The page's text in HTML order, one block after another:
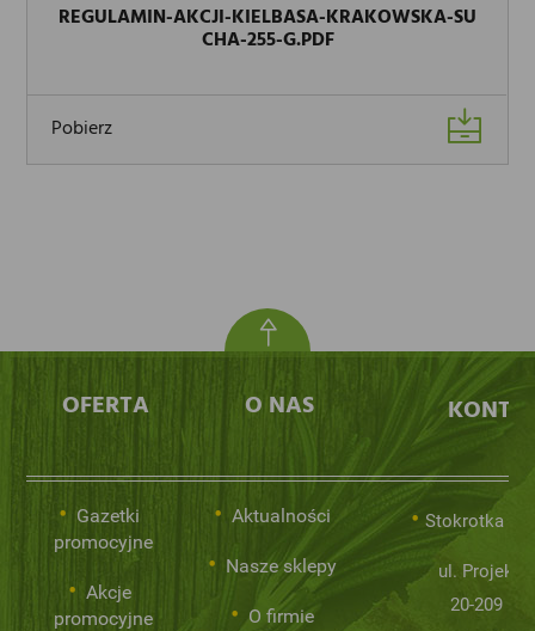
REGULAMIN-AKCJI-KIELBASA-KRAKOWSKA-SU
CHA-255-G.PDF
Pobierz
OFERTA
Gazetki
promocyjne
Akcje
promocyjne
O NAS
Aktualności
Nasze sklepy
O firmie
Stokrotka
ul.
20-209